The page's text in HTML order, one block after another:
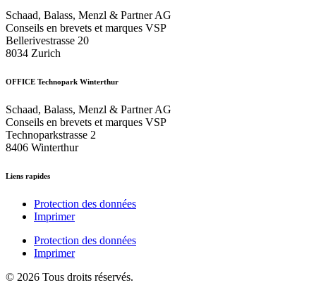
Schaad, Balass, Menzl & Partner AG
Conseils en brevets et marques VSP
Bellerivestrasse 20
8034 Zurich
OFFICE Technopark Winterthur
Schaad, Balass, Menzl & Partner AG
Conseils en brevets et marques VSP
Technoparkstrasse 2
8406 Winterthur
Liens rapides
Protection des données
Imprimer
Protection des données
Imprimer
© 2026 Tous droits réservés.